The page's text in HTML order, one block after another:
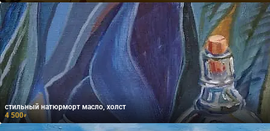
стильный натюрморт масло, холст
4 500₽